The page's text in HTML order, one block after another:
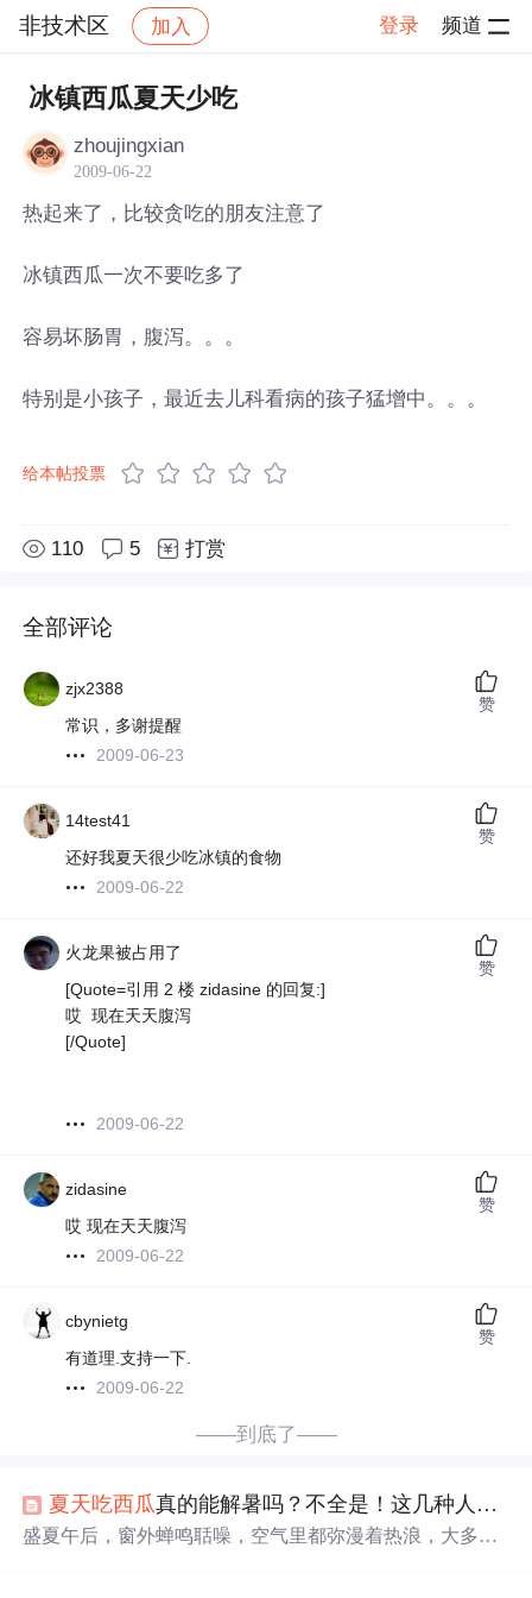
非技术区 加入 登录 频道
社区 非技术区 帖子详情
冰镇西瓜夏天少吃
zhoujingxian
2009-06-22
热起来了，比较贪吃的朋友注意了
冰镇西瓜一次不要吃多了
容易坏肠胃，腹泻。。。
特别是小孩子，最近去儿科看病的孩子猛增中。。。
给本帖投票
110 5 打赏
全部评论
zjx2388
常识，多谢提醒
2009-06-23
赞
14test41
还好我夏天很少吃冰镇的食物
2009-06-22
赞
火龙果被占用了
[Quote=引用 2 楼 zidasine 的回复:]
哎 现在天天腹泻
[/Quote]
2009-06-22
赞
zidasine
哎 现在天天腹泻
2009-06-22
赞
cbynietg
有道理.支持一下.
2009-06-22
赞
——到底了——
夏天吃西瓜真的能解暑吗？不全是！这几种人还是注意一点好
盛夏午后，窗外蝉鸣聒噪，空气里都弥漫着热浪，大多数